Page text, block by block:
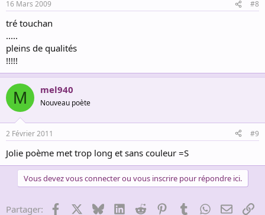
16 Mars 2009 #8
tré touchan
.....
pleins de qualités
!!!!!
M mel940
Nouveau poète
2 Février 2011 #9
Jolie poème met trop long et sans couleur =S
Vous devez vous connecter ou vous inscrire pour répondre ici.
Partager: Facebook BlueskyLinkedInReddit PinterestTumblrWhatsApp
Email